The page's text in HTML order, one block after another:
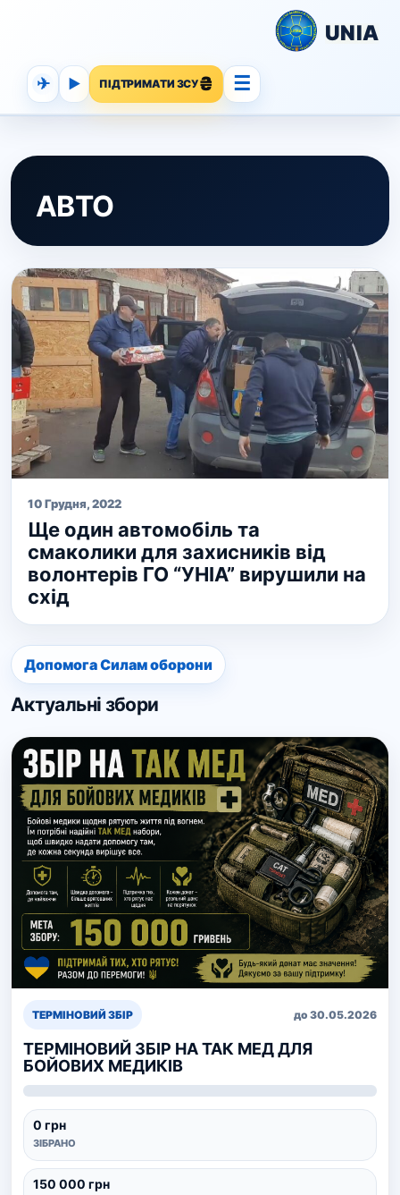
UNIA
✈ ▶ ПІДТРИМАТИ ЗСУ ☰
АВТО
10 Грудня, 2022
Ще один автомобіль та
смаколики для захисників від
волонтерів ГО “УНІА” вирушили на
схід
Допомога Силам оборони
Актуальні збори
ТЕРМІНОВИЙ ЗБІР до 30.05.2026
ТЕРМІНОВИЙ ЗБІР НА ТАК МЕД ДЛЯ
БОЙОВИХ МЕДИКІВ
0 грн
ЗІБРАНО
150 000 грн